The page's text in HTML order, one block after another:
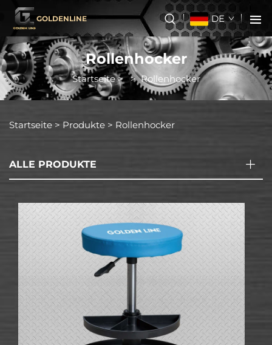
GOLDENLINE DE
Rollenhocker
Startseite> >Rollenhocker
Startseite > Produkte > Rollenhocker
ALLE PRODUKTE